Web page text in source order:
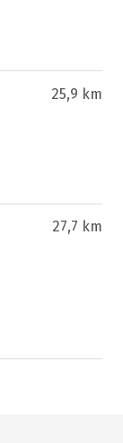
25,9 km
27,7 km